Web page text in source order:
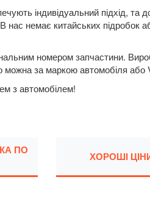
індивідуальний підхід,
нас немає китайських підробок
номером запчастини.
можна за маркою автомобіля
з автомобілем!
ПО
ХОРОШІ